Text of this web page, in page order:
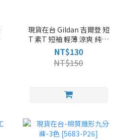
現貨在台 Gildan 吉爾登 短
T 素T 短袖 輕薄 涼爽 純棉
男T恤 中性T恤 M-XXL 多
色 [63000]
NT$130
NT$150